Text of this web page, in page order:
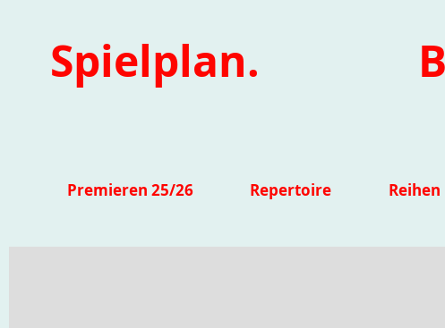
Spielplan.
Premieren 25/26 Repertoire Reihen